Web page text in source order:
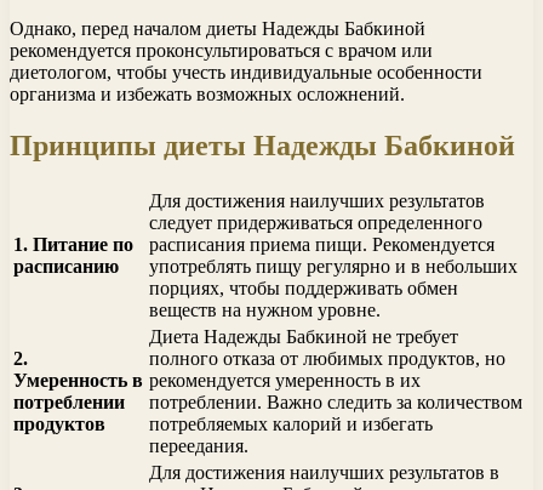
Однако, перед началом диеты Надежды Бабкиной
рекомендуется проконсультироваться с врачом или
диетологом, чтобы учесть индивидуальные особенности
организма и избежать возможных осложнений.
Принципы диеты Надежды Бабкиной
1. Питание по
расписанию
Для достижения наилучших результатов
следует придерживаться определенного
расписания приема пищи. Рекомендуется
употреблять пищу регулярно и в небольших
порциях, чтобы поддерживать обмен
веществ на нужном уровне.
2.
Умеренность в
потреблении
продуктов
Диета Надежды Бабкиной не требует
полного отказа от любимых продуктов, но
рекомендуется умеренность в их
потреблении. Важно следить за количеством
потребляемых калорий и избегать
переедания.
Для достижения наилучших результатов в